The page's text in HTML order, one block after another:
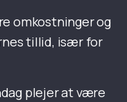
omkostninger og
tillid, især for
plejer at være